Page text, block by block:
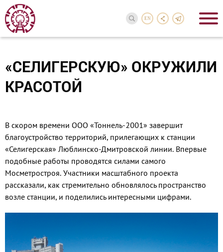
EN
«СЕЛИГЕРСКУЮ» ОКРУЖИЛИ
КРАСОТОЙ
В скором времени ООО «Тоннель-2001» завершит
благоустройство территорий, прилегающих к станции
«Селигерская» Люблинско-Дмитровской линии. Впервые
подобные работы проводятся силами самого
Мосметростроя. Участники масштабного проекта
рассказали, как стремительно обновлялось пространство
возле станции, и поделились интересными цифрами.